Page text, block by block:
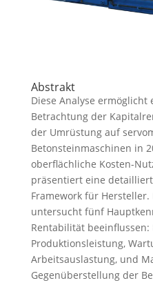
Abstrakt
Diese Analyse ermöglicht
Betrachtung der
der Umrüstung auf
Betonsteinmaschinen in
oberflächliche Kosten-
präsentiert eine
Framework für
untersucht fünf
Rentabilität beeinflussen:
Produktionsleistung,
Arbeitsauslastung, und
Gegenüberstellung der